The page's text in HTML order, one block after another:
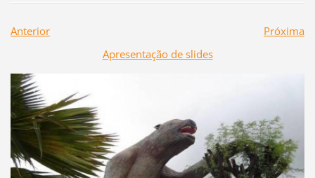
Anterior
Próxima
Apresentação de slides